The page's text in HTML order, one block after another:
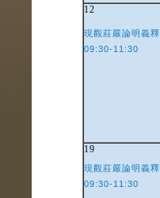
12
現觀莊嚴論明義釋
09:30-11:30
19
現觀莊嚴論明義釋
09:30-11:30